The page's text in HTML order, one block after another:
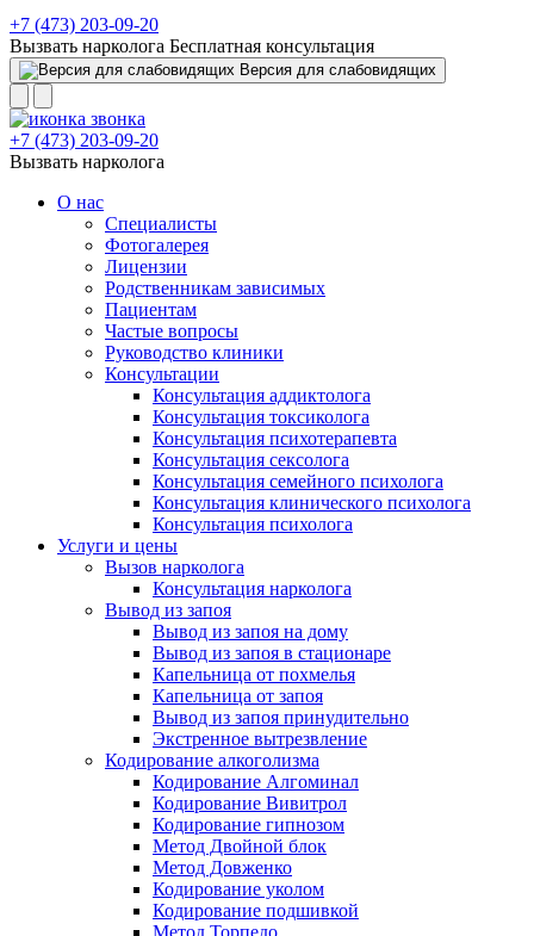
+7 (473) 203-09-20
Вызвать нарколога Бесплатная консультация
Версия для слабовидящих
+7 (473) 203-09-20
Вызвать нарколога
О нас
Специалисты
Фотогалерея
Лицензии
Родственникам зависимых
Пациентам
Частые вопросы
Руководство клиники
Консультации
Консультация аддиктолога
Консультация токсиколога
Консультация психотерапевта
Консультация сексолога
Консультация семейного психолога
Консультация клинического психолога
Консультация психолога
Услуги и цены
Вызов нарколога
Консультация нарколога
Вывод из запоя
Вывод из запоя на дому
Вывод из запоя в стационаре
Капельница от похмелья
Капельница от запоя
Вывод из запоя принудительно
Экстренное вытрезвление
Кодирование алкоголизма
Кодирование Алгоминал
Кодирование Вивитрол
Кодирование гипнозом
Метод Двойной блок
Метод Довженко
Кодирование уколом
Кодирование подшивкой
Метод Торпедо